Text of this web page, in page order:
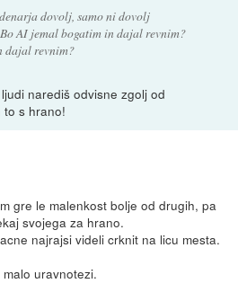
dovolj, samo ni dovolj
AI jemal bogatim in dajal revnim?
dajal revnim?
narediš odvisne zgolj od
s hrano!
gre le malenkost bolje od drugih, pa
svojega za hrano.
najrajsi videli crknit na licu mesta.
uravnotezi.